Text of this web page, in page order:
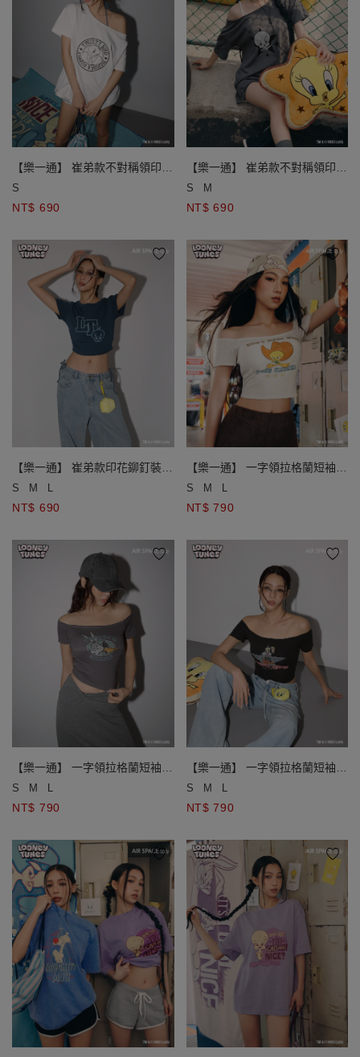
【樂一通】 崔弟款不對稱領印花
鉚釘貼布繡短袖長版TEE
S
NT$ 690
【樂一通】 崔弟款不對稱領印花
鉚釘貼布繡短袖長版TEE
S M
NT$ 690
【樂一通】 崔弟款印花鉚釘裝飾
圓領側抽皺短袖短版 TEE
S M L
NT$ 690
【樂一通】 一字領拉格蘭短袖斑
駁印花短版TEE(附胸墊)
S M L
NT$ 790
【樂一通】 一字領拉格蘭短袖斑
駁印花短版TEE(附胸墊)
S M L
NT$ 790
【樂一通】 一字領拉格蘭短袖斑
駁印花短版TEE(附胸墊)
S M L
NT$ 790